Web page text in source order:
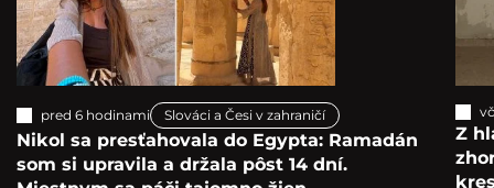
pred 6 hodinami Slováci a Česi v zahraničí
Nikol sa presťahovala do Egypta: Ramadán
som si upravila a držala pôst 14 dní.
Z